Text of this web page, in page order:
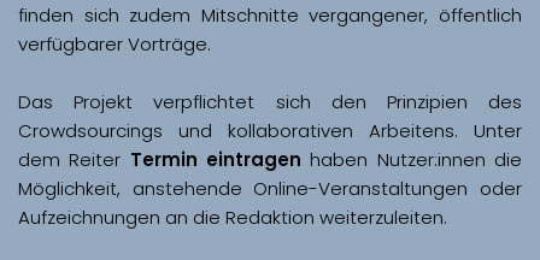
finden sich zudem Mitschnitte vergangener, öffentlich
Das Projekt verpflichtet sich den Prinzipien des
Crowdsourcings und kollaborativen Arbeitens. Unter
dem Reiter Termin eintragen haben Nutzer:innen die
Möglichkeit, anstehende Online-Veranstaltungen oder
Aufzeichnungen an die Redaktion weiterzuleiten.